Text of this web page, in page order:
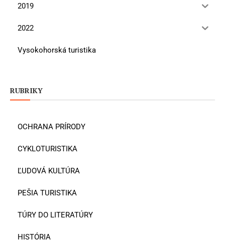
2019
2022
Vysokohorská turistika
RUBRIKY
OCHRANA PRÍRODY
CYKLOTURISTIKA
ĽUDOVÁ KULTÚRA
PEŠIA TURISTIKA
TÚRY DO LITERATÚRY
HISTÓRIA